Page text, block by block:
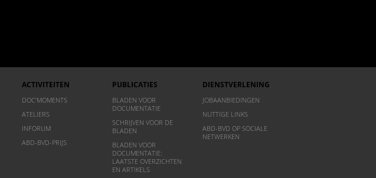
ACTIVITEITEN
DOC’MOMENTS
ATELIERS
INFORUM
ABD-BVD-PRIJS
PUBLICATIES
BLADEN VOOR
DOCUMENTATIE
SCHRIJVEN VOOR DE
BLADEN
BLADEN VOOR
DOCUMENTATIE:
LAATSTE OVERZICHTEN
EN ARTIKELS
DIENSTVERLENING
JOBAANBIEDINGEN
NUTTIGE LINKS
ABD-BVD OP SOCIALE
NETWERKEN